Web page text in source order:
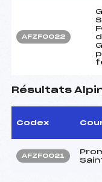
AFZF0022
Résultats
Codex
AFZF0021